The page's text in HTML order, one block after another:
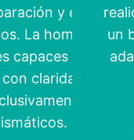
y el uso
La homilía
capaces de
claridad y
de
un